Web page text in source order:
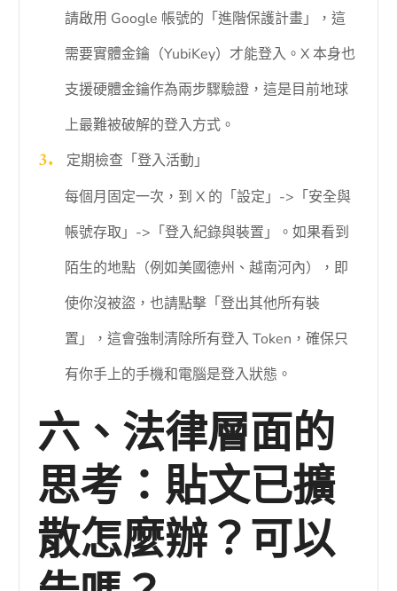
請啟用 Google 帳號的「進階保護計畫」，這
需要實體金鑰（YubiKey）才能登入。X 本身也
支援硬體金鑰作為兩步驟驗證，這是目前地球
上最難被破解的登入方式。
定期檢查「登入活動」
每個月固定一次，到 X 的「設定」->「安全與
帳號存取」->「登入紀錄與裝置」。如果看到
陌生的地點（例如美國德州、越南河內），即
使你沒被盜，也請點擊「登出其他所有裝
置」，這會強制清除所有登入 Token，確保只
有你手上的手機和電腦是登入狀態。
六、法律層面的
思考：貼文已擴
散怎麼辦？可以